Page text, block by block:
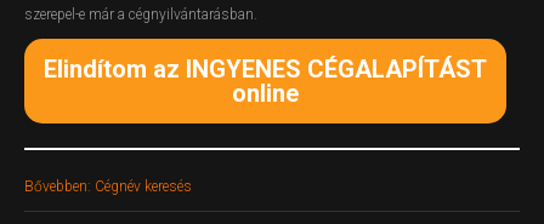
szerepel-e már a cégnyilvántarásban.
Elindítom az INGYENES CÉGALAPÍTÁST
online
Bővebben: Cégnév keresés